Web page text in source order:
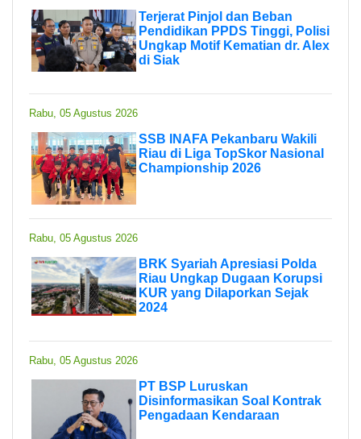
Terjerat Pinjol dan Beban
Pendidikan PPDS Tinggi, Polisi
Ungkap Motif Kematian dr. Alex
di Siak
Rabu, 05 Agustus 2026
SSB INAFA Pekanbaru Wakili
Riau di Liga TopSkor Nasional
Championship 2026
Rabu, 05 Agustus 2026
BRK Syariah Apresiasi Polda
Riau Ungkap Dugaan Korupsi
KUR yang Dilaporkan Sejak
2024
Rabu, 05 Agustus 2026
PT BSP Luruskan
Disinformasikan Soal Kontrak
Pengadaan Kendaraan